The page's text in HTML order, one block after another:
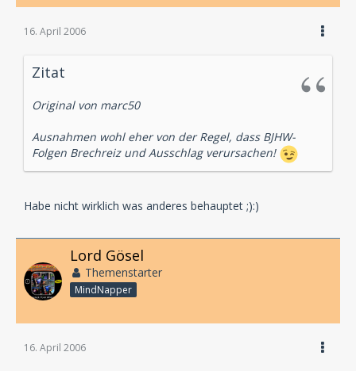
16. April 2006
Zitat
Original von marc50
Ausnahmen wohl eher von der Regel, dass BJHW-
Folgen Brechreiz und Ausschlag verursachen!
Habe nicht wirklich was anderes behauptet ;):)
Lord Gösel
Themenstarter
MindNapper
16. April 2006